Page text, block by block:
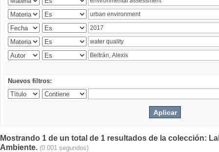
Nuevos filtros:
Mostrando 1 de un total de 1 resultados de la colección:
Ambiente. (0.001 segundos)